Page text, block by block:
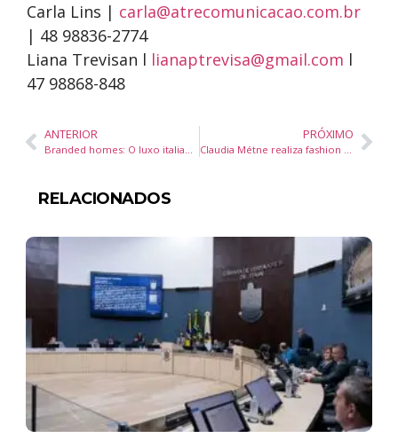
Carla Lins | carla@atrecomunicacao.com.br
| 48 98836-2774
Liana Trevisan l lianaptrevisa@gmail.com l
47 98868-848
ANTERIOR
Branded homes: O luxo italiano de Pininfarina e Fendi Casa no maior residencial da América Latina, avaliado em R$ 20 milhões
PRÓXIMO
Claudia Métne realiza fashion trip pela Europa unindo moda e cultura
RELACIONADOS